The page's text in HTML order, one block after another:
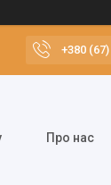
+380
Про нас